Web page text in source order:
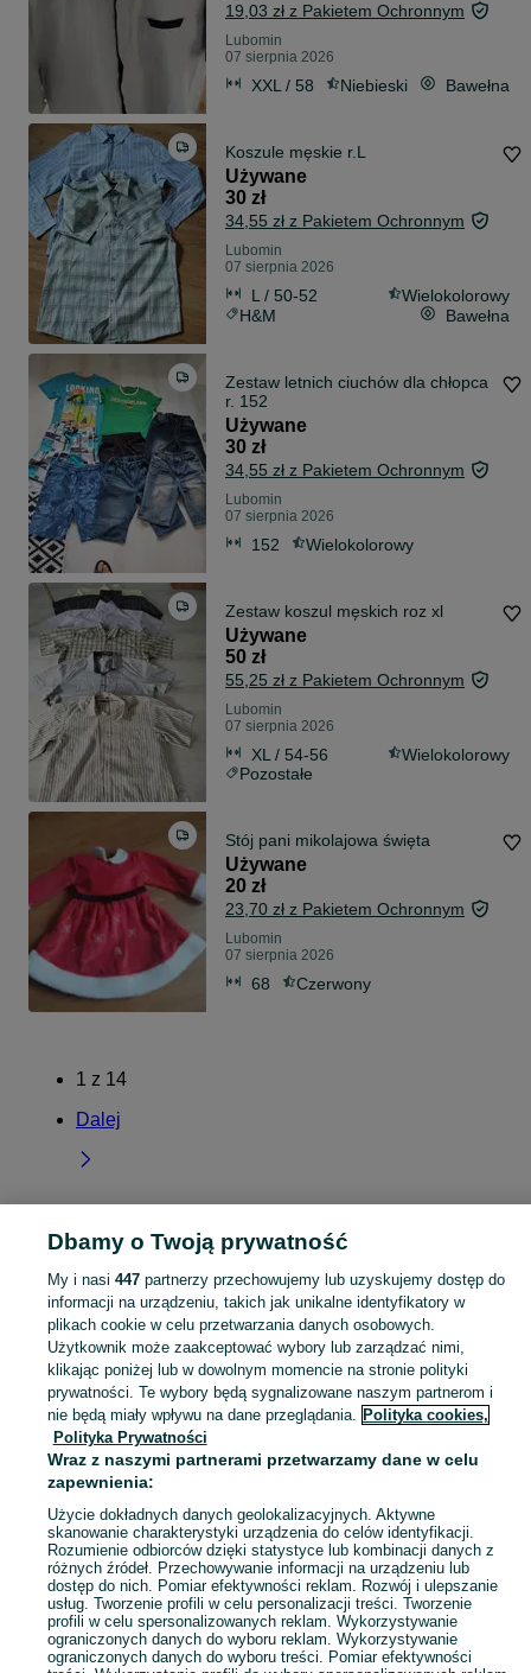
19,03 zł z Pakietem Ochronnym
Lubomin
07 sierpnia 2026
XXL / 58 Niebieski Bawełna
Koszule męskie r.L
Używane
30 zł
34,55 zł z Pakietem Ochronnym
Lubomin
07 sierpnia 2026
L / 50-52
Wielokolorowy
H&M
Bawełna
Zestaw letnich ciuchów dla chłopca
r. 152
Używane
30 zł
34,55 zł z Pakietem Ochronnym
Lubomin
07 sierpnia 2026
152 Wielokolorowy
Zestaw koszul męskich roz xl
Używane
50 zł
55,25 zł z Pakietem Ochronnym
Lubomin
07 sierpnia 2026
XL / 54-56
Wielokolorowy
Pozostałe
Stój pani mikolajowa święta
Używane
20 zł
23,70 zł z Pakietem Ochronnym
Lubomin
07 sierpnia 2026
68 Czerwony
1 z 14
Dalej
Strona główna Dolnośląskie Lubomin
KATEGORIA
Skorzystaj z największego serwisu ogłoszeniowego - Lubomin i okolice! Kupuj to, czego pragniesz i sprzedawaj to, czego już nie potrzebujesz! Zobacz
Mapa kategorii
Mapa miejscowości
Mapa ministron
Popularne wyszukiwania
Dbamy o Twoją prywatność
My i nasi 447partnerzy przechowujemy lub uzyskujemy dostęp do
informacji na urządzeniu, takich jak unikalne identyfikatory w
plikach cookie w celu przetwarzania danych osobowych.
Użytkownik może zaakceptować wybory lub zarządzać nimi,
klikając poniżej lub w dowolnym momencie na stronie polityki
prywatności. Te wybory będą sygnalizowane naszym partnerom i
nie będą miały wpływu na dane przeglądania. Polityka cookies,
Polityka Prywatności
Wraz z naszymi partnerami przetwarzamy dane w celu
zapewnienia:
Użycie dokładnych danych geolokalizacyjnych. Aktywne
skanowanie charakterystyki urządzenia do celów identyfikacji.
Rozumienie odbiorców dzięki statystyce lub kombinacji danych z
różnych źródeł. Przechowywanie informacji na urządzeniu lub
dostęp do nich. Pomiar efektywności reklam. Rozwój i ulepszanie
usług. Tworzenie profili w celu personalizacji treści. Tworzenie
profili w celu spersonalizowanych reklam. Wykorzystywanie
ograniczonych danych do wyboru reklam. Wykorzystywanie
ograniczonych danych do wyboru treści. Pomiar efektywności